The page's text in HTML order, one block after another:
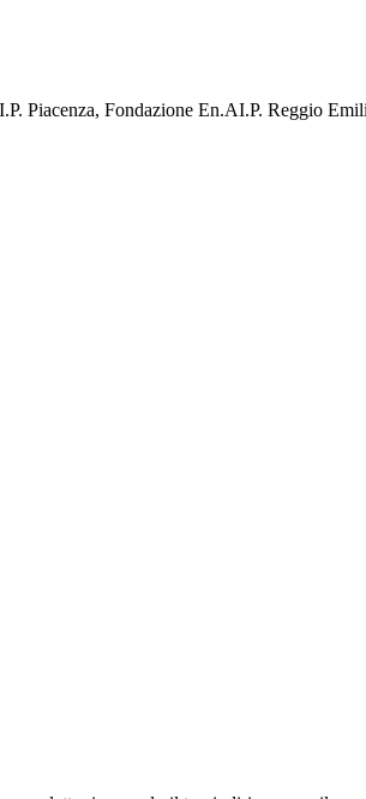
Piacenza, Fondazione En.AI.P. Reggio